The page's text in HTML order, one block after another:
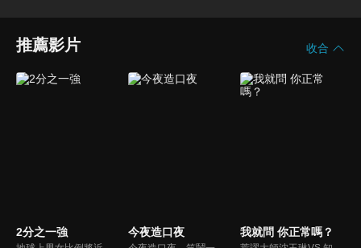
推薦影片 收合
2分之一強 今夜造口夜 我就問 你正常嗎？